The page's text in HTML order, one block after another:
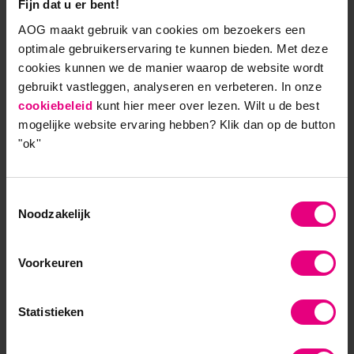
Fijn dat u er bent!
AOG maakt gebruik van cookies om bezoekers een
optimale gebruikerservaring te kunnen bieden. Met deze
cookies kunnen we de manier waarop de website wordt
gebruikt vastleggen, analyseren en verbeteren. In onze
cookiebeleid kunt hier meer over lezen. Wilt u de best
mogelijke website ervaring hebben? Klik dan op de button
"ok''
Noodzakelijk
Voorkeuren
Statistieken
onderscheidt, is de unieke combinatie van
academische diepgang en praktische
toepasbaarheid, gekoppeld aan persoonlijke
leiderschapsontwikkeling. Waar hbo-opleidingen
vaak sterk praktisch zijn en MBA’s vooral strategisch
en cijfermatig, legt deze leergang nadruk op de
balans tussen strategisch denken en empathisch
handelen.
School of Management een theoretisch
leiderschap verder om een eigen, sterke positie in te
passen in een drukke agenda én onderdeel van de
(MSc), waarmee deelnemers hun leerreis stap voor
stap kunnen vormgeven.